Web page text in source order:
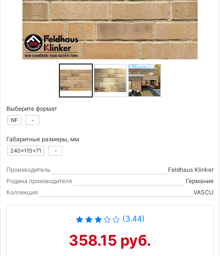
Выберите формат
NF -
Габаритные размеры, мм
240×115×71 -
Производитель
Feldhaus Klinker
Родина производителя
Германия
Коллекция
VASCU
(3.44)
358.15 руб.